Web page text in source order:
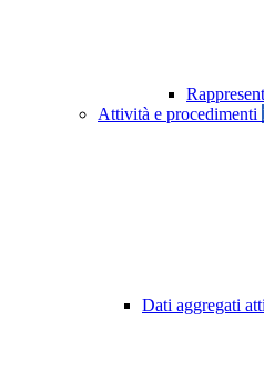
Attività e procedimenti
Dati aggregati